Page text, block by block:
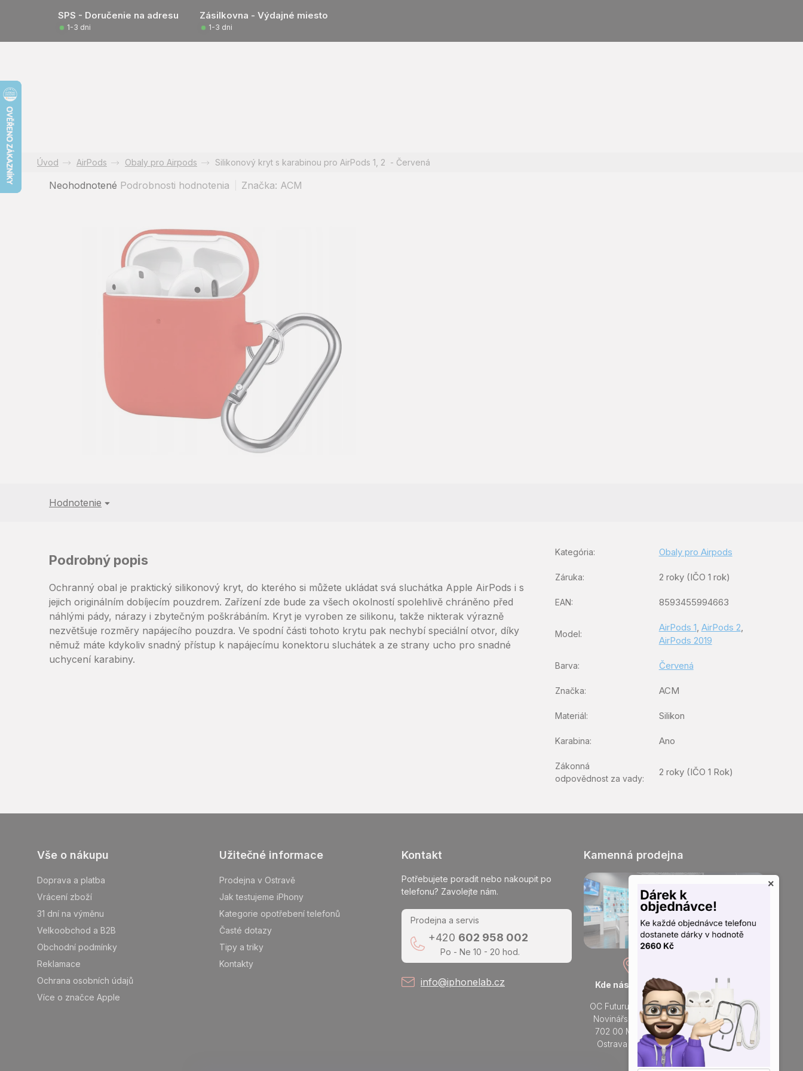
SPS - Doručenie na adresu Zásilkovna - Výdajné miesto
1-3 dni 1-3 dni
AirPods Obaly pro Airpods Silikonový kryt s karabinou pro AirPods 1, 2 - Červená
Priemerné
Neohodnotené Podrobnosti hodnotenia Značka: ACM
Hodnotenie
Podrobný popis
Ochranný obal je praktický silikonový kryt, do kterého si můžete ukládat svá sluchátka Apple AirPods i s
jejich originálním dobíjecím pouzdrem. Zařízení zde bude za všech okolností spolehlivě chráněno před
náhlými pády, nárazy i zbytečným poškrábáním. Kryt je vyroben ze silikonu, takže nikterak výrazně
nezvětšuje rozměry napájecího pouzdra. Ve spodní části tohoto krytu pak nechybí speciální otvor, díky
němuž máte kdykoliv snadný přístup k napájecímu konektoru sluchátek a ze strany ucho pro snadné
uchycení karabiny.
Kategória: Obaly pro Airpods
Záruka: 2 roky (IČO 1 rok)
EAN: 8593455994663
Model:
AirPods 1 AirPods 2
AirPods 2019
Barva: Červená
Značka: ACM
Materiál: Silikon
Karabina: Ano
Zákonná
odpovědnost za vady:
2 roky (IČO 1 Rok)
Vše o nákupu
Doprava a platba
Vrácení zboží
31 dní na výměnu
Velkoobchod a B2B
Obchodní podmínky
Reklamace
Ochrana osobních údajů
Více o značce Apple
Užitečné informace
Prodejna v Ostravě
Jak testujeme iPhony
Kategorie opotřebení telefonů
Časté dotazy
Tipy a triky
Kontakty
Kontakt
Potřebujete poradit nebo nakoupit po
telefonu? Zavolejte nám.
Prodejna a servis
+420 602 958 002
Po - Ne 10 - 20 hod.
info@iphonelab.cz
Kamenná prodejna
Kde nás najdete
OC Futurum Ostrava
Novinářská 3178/6
702 00 Moravská
Ostrava a Přívoz
Otevřeno každý den
Po - Ne:
9 - 21 hod.
Do prodejny
×